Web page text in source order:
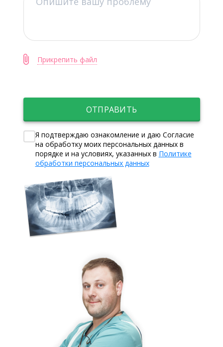
Прикрепить файл
ОТПРАВИТЬ
Я подтверждаю ознакомление и даю Согласие
на обработку моих персональных данных в
порядке и на условиях, указанных в Политике
обработки персональных данных